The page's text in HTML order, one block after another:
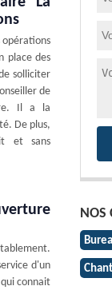
opérations
place des
solliciter
de
Il a la
De plus,
et sans
d'un
connait
NOS